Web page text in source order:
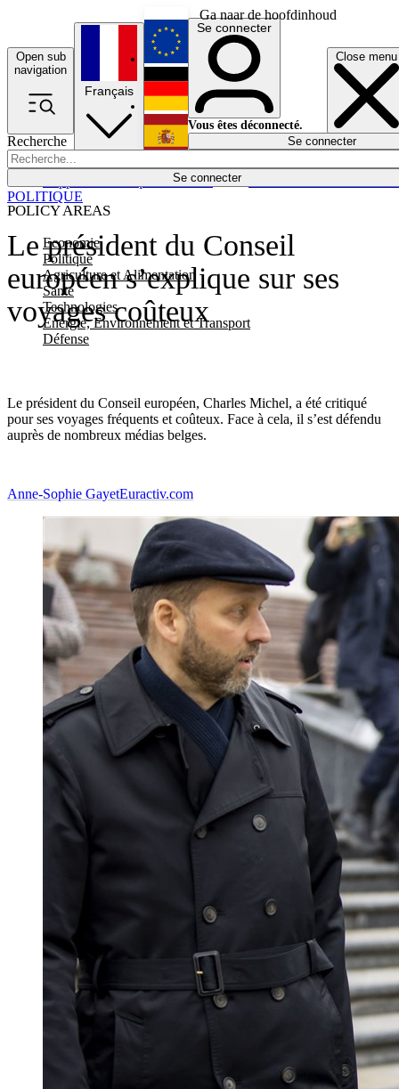
Ga naar de hoofdinhoud
Open sub
navigation
Close menu
Recherche
Se connecter
POLICY AREAS
Economie
Politique
Agriculture et Alimentation
Santé
Technologies
Energie, Environnement et Transport
Défense
Économie
Français
English
Deutsch
Español
Se connecter
Vous êtes déconnecté.
Se connecter
Le président du Conseil
européen s’explique sur ses
voyages coûteux
Le président du Conseil européen, Charles Michel, a été critiqué
pour ses voyages fréquents et coûteux. Face à cela, il s’est défendu
auprès de nombreux médias belges.
POLITIQUE
Anne-Sophie GayetEuractiv.com